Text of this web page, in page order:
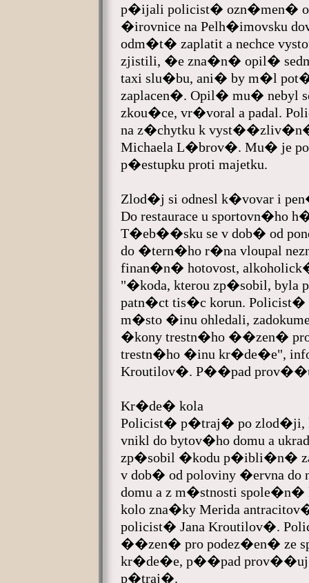
p�ijali policist� ozn�men�
�irovnice na Pelh�imovsku
odm�t� zaplatit a nechce
zjistili, �e zna�n� opil�
taxi slu�bu, ani� by m�l
zaplacen�. Opil� mu� nebyl
zkou�ce, vr�voral a padal.
na z�chytku k
Michaela L�brov�. Mu� je
p�estupku proti majetku.
Zlod�j si odnesl k�vovar i
Do restaurace u sportovn�ho
T�eb��sku se v dob� od
do �tern�ho r�na vloupal
finan�n� hotovost,
"�koda, kterou zp�sobil,
patn�ct tis�c korun.
m�sto �inu ohledali,
�kony trestn�ho ��zen�
trestn�ho �inu kr�de�e",
Kroutilov�. P��pad
Kr�de� kola
Policist� p�traj� po zlod�ji,
vnikl do bytov�ho domu a
zp�sobil �kodu p�ibli�n� za
v dob� od poloviny �ervna do
domu a z m�stnosti
kolo zna�ky Merida
policist� Jana Kroutilov�.
��zen� pro podez�en� ze
kr�de�e, p��pad
p�traj�.